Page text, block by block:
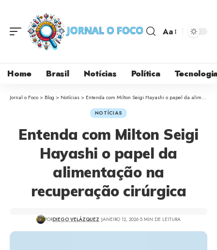
Aa
Home Brasil Notícias Política
Jornal o Foco > Blog > Notícias > Entenda com Milton Seigi Hayashi o papel da alimentação na recuperação cirúrgica
NOTÍCIAS
Entenda com Milton Seigi
Hayashi o papel da
alimentação na
recuperação cirúrgica
PORDIEGO VELÁZQUEZ JANEIRO 12, 2026 5 MIN DE LEITURA